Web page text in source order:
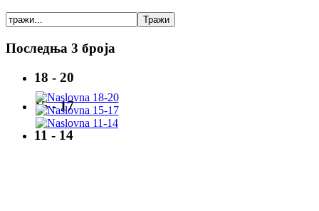
Последња 3 броја
18 - 20
15 - 17
11 - 14